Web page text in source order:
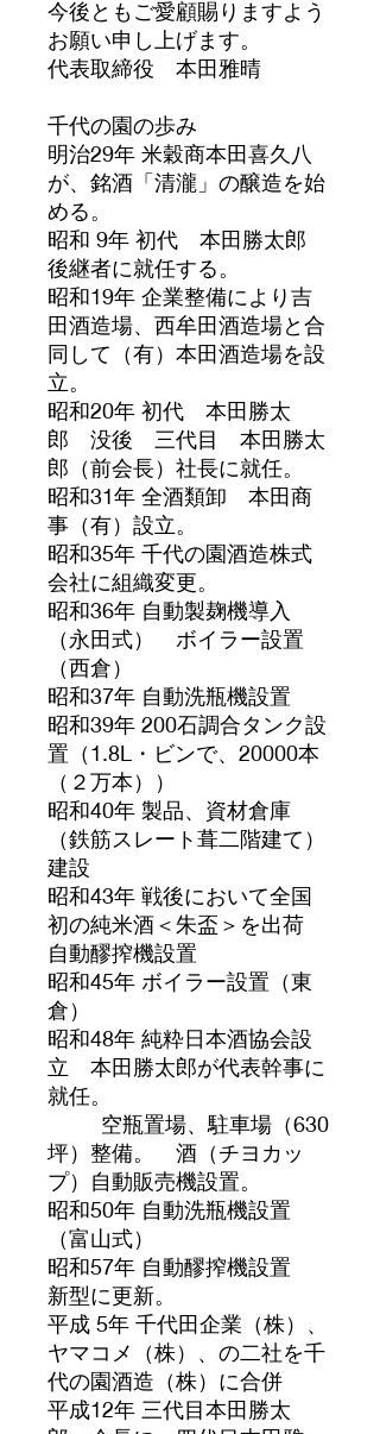
今後ともご愛顧賜りますよう
お願い申し上げます。
代表取締役 本田雅晴
千代の園の歩み
明治29年 米穀商本田喜久八
が、銘酒「清瀧」の醸造を始
める。
昭和 9年 初代 本田勝太郎
後継者に就任する。
昭和19年 企業整備により吉
田酒造場、西牟田酒造場と合
同して（有）本田酒造場を設
立。
昭和20年 初代 本田勝太
郎 没後 三代目 本田勝太
郎（前会長）社長に就任。
昭和31年 全酒類卸 本田商
事（有）設立。
昭和35年 千代の園酒造株式
会社に組織変更。
昭和36年 自動製麹機導入
（永田式） ボイラー設置
（西倉）
昭和37年 自動洗瓶機設置
昭和39年 200石調合タンク設
置（1.8L・ビンで、20000本
（２万本））
昭和40年 製品、資材倉庫
（鉄筋スレート葺二階建て）
建設
昭和43年 戦後において全国
初の純米酒＜朱盃＞を出荷
自動醪搾機設置
昭和45年 ボイラー設置（東
倉）
昭和48年 純粋日本酒協会設
立 本田勝太郎が代表幹事に
就任。
空瓶置場、駐車場（630
坪）整備。 酒（チヨカッ
プ）自動販売機設置。
昭和50年 自動洗瓶機設置
（富山式）
昭和57年 自動醪搾機設置
新型に更新。
平成 5年 千代田企業（株）、
ヤマコメ（株）、の二社を千
代の園酒造（株）に合併
平成12年 三代目本田勝太